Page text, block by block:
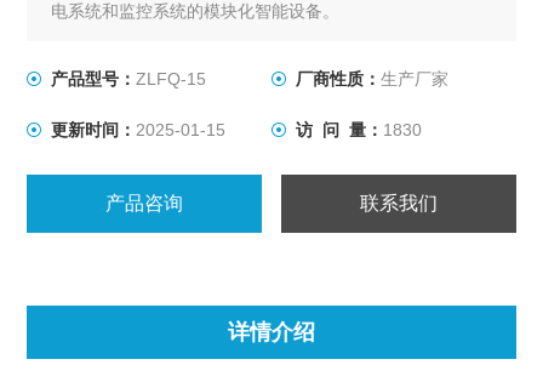
电系统和监控系统的模块化智能设备。
产品型号：ZLFQ-15 厂商性质： 生产厂家
更新时间： 2025-01-15 访 问 量： 1830
产品咨询 联系我们
详情介绍